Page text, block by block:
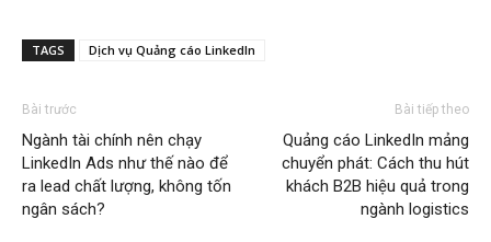
TAGS Dịch vụ Quảng cáo LinkedIn
Bài trước
Ngành tài chính nên chạy
LinkedIn Ads như thế nào để
ra lead chất lượng, không tốn
ngân sách?
Bài tiếp theo
Quảng cáo LinkedIn mảng
chuyển phát: Cách thu hút
khách B2B hiệu quả trong
ngành logistics